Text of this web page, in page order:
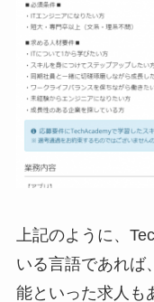
上記のように、
いる言語であれば
能といった求人も